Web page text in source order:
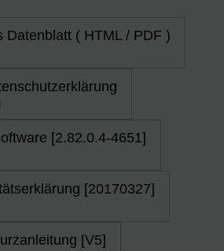
Datenblatt ( HTML / PDF )
[2.82.0.4-4651]
[20170327]
[V5]